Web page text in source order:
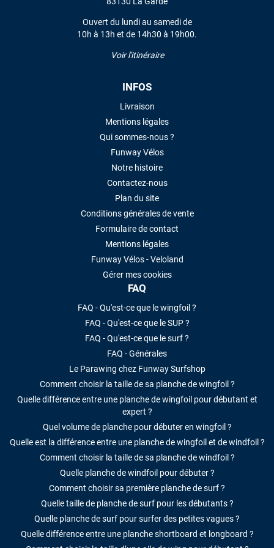
Ouvert du lundi au samedi de
10h à 13h et de 14h30 à 19h00.
Voir l'itinéraire
INFOS
Livraison
Mentions légales
Qui sommes-nous ?
Funway Vélos
Notre histoire
Contactez-nous
Plan du site
Conditions générales de vente
Formulaire de contact
Mentions légales
Funway Vélos - Veloland
Gérer mes cookies
FAQ
FAQ - Qu'est-ce que le wingfoil ?
FAQ - Qu'est-ce que le SUP ?
FAQ - Qu'est-ce que le surf ?
FAQ - Générales
Le Parawing chez Funway Surfshop
Comment choisir la taille de sa planche de wingfoil ?
Quelle différence entre une planche de wingfoil pour débutant et
expert ?
Quel volume de planche pour débuter en wingfoil ?
Quelle est la différence entre une planche de wingfoil et de windfoil ?
Comment choisir la taille de sa planche de windfoil ?
Quelle planche de windfoil pour débuter ?
Comment choisir sa première planche de surf ?
Quelle taille de planche de surf pour les débutants ?
Quelle planche de surf pour surfer des petites vagues ?
Quelle différence entre une planche shortboard et longboard ?
VOIR TOUS LES AVIS
LAISSER UN AVIS